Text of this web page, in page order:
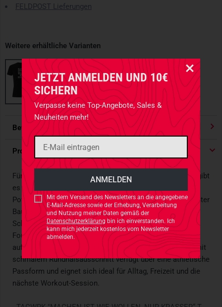
JETZT ANMELDEN UND 10€
SICHERN
Verpasse keine Top-Angebote, Sales &
Neuheiten mehr!
Mit dem Versand des Newsletters an die angegebene
E-Mail-Adresse sowie der Erhebung, Verarbeitung
und Nutzung meiner Daten gemäß der
Datenschutzerklärungbin ich einverstanden. Ich
kann mich jederzeit kostenlos vom Newsletter
abmelden.
FELDPOST Lieferungen
Weitere erhältliche Varianten
Bewertungen 4.91/ 5 Sternen
Produktdetails
Für alle, die wissen dass Machen krasser ist als Wollen gibt
es ab sofort das Motto aller Männer der Tat und aktiven
Powerfrauen als lässiges Jersey Shirt aus 100% gekämmter
Baumwolle. Auch dieses TACWRK Kurzarm-Shirt - hier in
Schwarz - wird natürlich in Kooperation mit der Fair Wear
Foundation hergestellt und nach OEKO-TEX Standard 100
auf Schadstoffe geprüft. Das klassische Jersey Design mit
schmalem Rundhalsausschnitt verfügt über eine athletische
Passform und eignet sich ideal für Alltag, Freizeit und die
nächste Workout-Session.